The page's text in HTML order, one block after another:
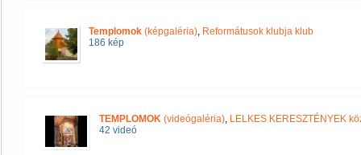
Templomok (képgaléria), Reformátusok klubja klub
186 kép
TEMPLOMOK (videógaléria), LELKES KERESZTÉNYEK
42 videó